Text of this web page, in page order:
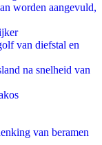
worden aangevuld,
van diefstal en
na snelheid van
van beramen